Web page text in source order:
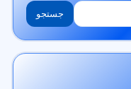
جستجو